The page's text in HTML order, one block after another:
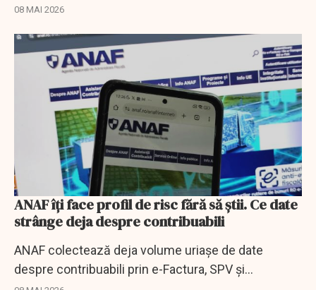
2026. Pot apărea întârzieri și disfuncționalități
08 MAI 2026
ANAF îți face profil de risc fără să știi. Ce date
strânge deja despre contribuabili
ANAF colectează deja volume uriașe de date
despre contribuabili prin e-Factura, SPV și